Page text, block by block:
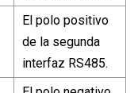
El polo positivo
de la segunda
interfaz RS485.